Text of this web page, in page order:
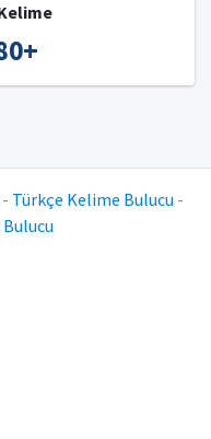
+
- Türkçe Kelime Bulucu -